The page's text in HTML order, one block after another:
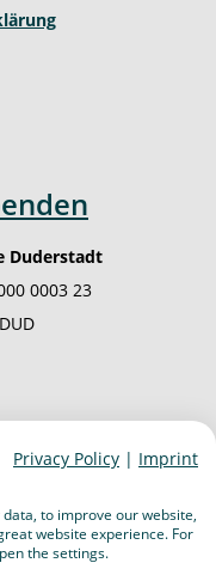
Duderstadt
0003 23
Privacy Policy | Imprint
to improve our website,
website experience. For
the settings.